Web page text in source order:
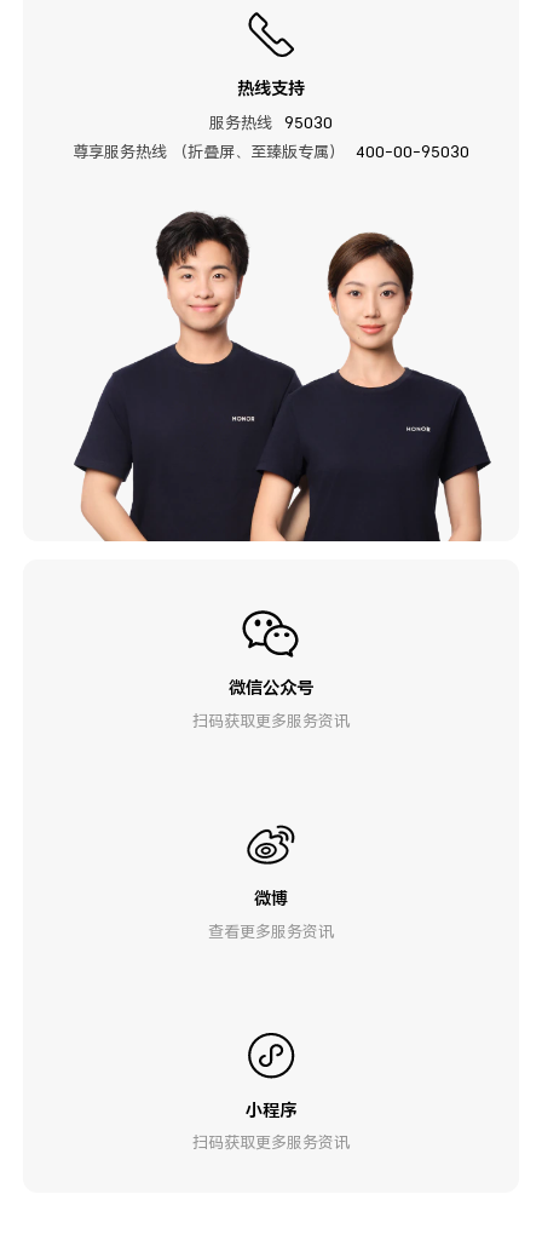
热线支持
服务热线
95030
尊享服务热线 （折叠屏、至臻版专属）
400-00-95030
微信公众号
扫码获取更多服务资讯
微博
查看更多服务资讯
小程序
扫码获取更多服务资讯